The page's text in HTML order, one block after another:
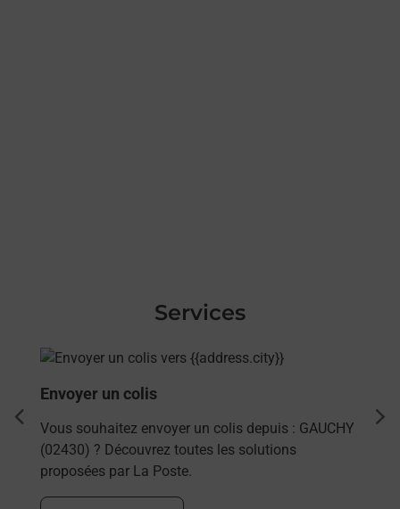
Services
En savoir plus
Envoyer un colis
Vous souhaitez envoyer un colis depuis : GAUCHY
(02430) ? Découvrez toutes les solutions
proposées par La Poste.